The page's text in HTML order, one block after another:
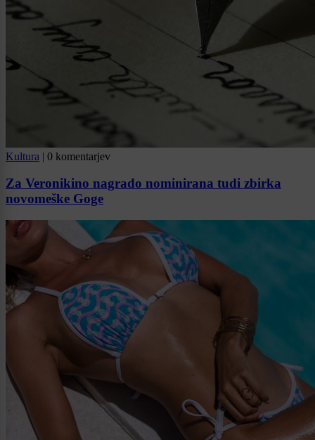
Kultura | 0 komentarjev
Za Veronikino nagrado nominirana tudi zbirka
novomeške Goge